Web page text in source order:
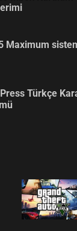
Maximum
Türkçe